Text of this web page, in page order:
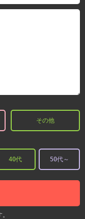
その他
40代 50代～